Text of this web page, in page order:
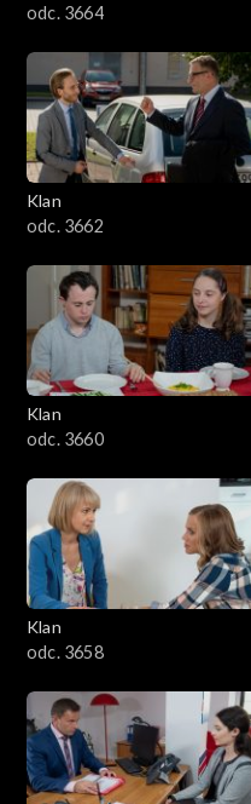
odc. 3664
Klan
odc. 3662
Klan
odc. 3660
Klan
odc. 3658